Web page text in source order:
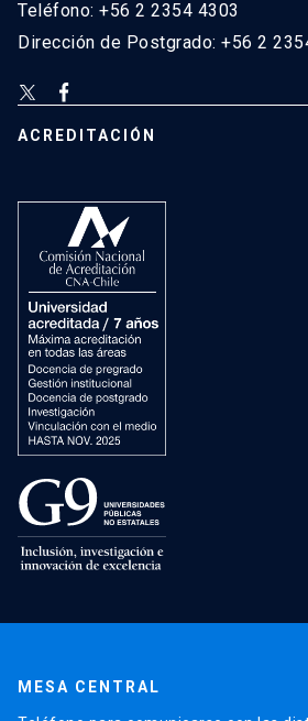
Teléfono: +56 2 2354 4303
Dirección de Postgrado: +56 2
ACREDITACIÓN
MESA CENTRAL